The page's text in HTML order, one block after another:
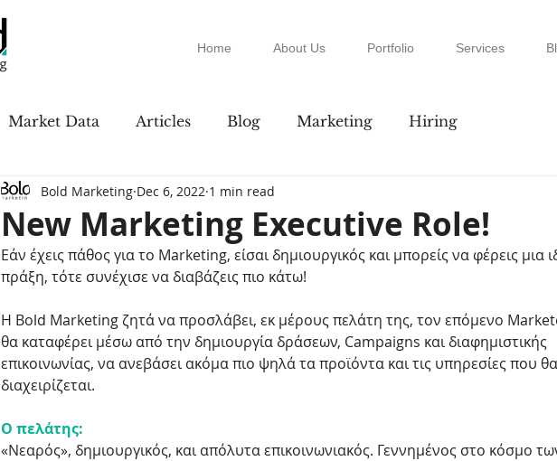
Home About Us Portfolio Services
Market Data Articles Blog Marketing Hiring
New Marketing Executive Role!
Bold Marketing Dec 6, 2022 1 min read
Εάν έχεις πάθος για το Marketing, είσαι δημιουργικός και μπορείς να φέρεις μια
πράξη, τότε συνέχισε να διαβάζεις πιο κάτω!
Η Bold Marketing ζητά να προσλάβει, εκ μέρους πελάτη της, τον επόμενο
θα καταφέρει μέσω από την δημιουργία δράσεων, Campaigns και διαφημιστικής
επικοινωνίας, να ανεβάσει ακόμα πιο ψηλά τα προϊόντα και τις υπηρεσίες που θα
διαχειρίζεται.
Ο πελάτης:
«Νεαρός», δημιουργικός, και απόλυτα επικοινωνιακός. Γεννημένος στο κόσμο